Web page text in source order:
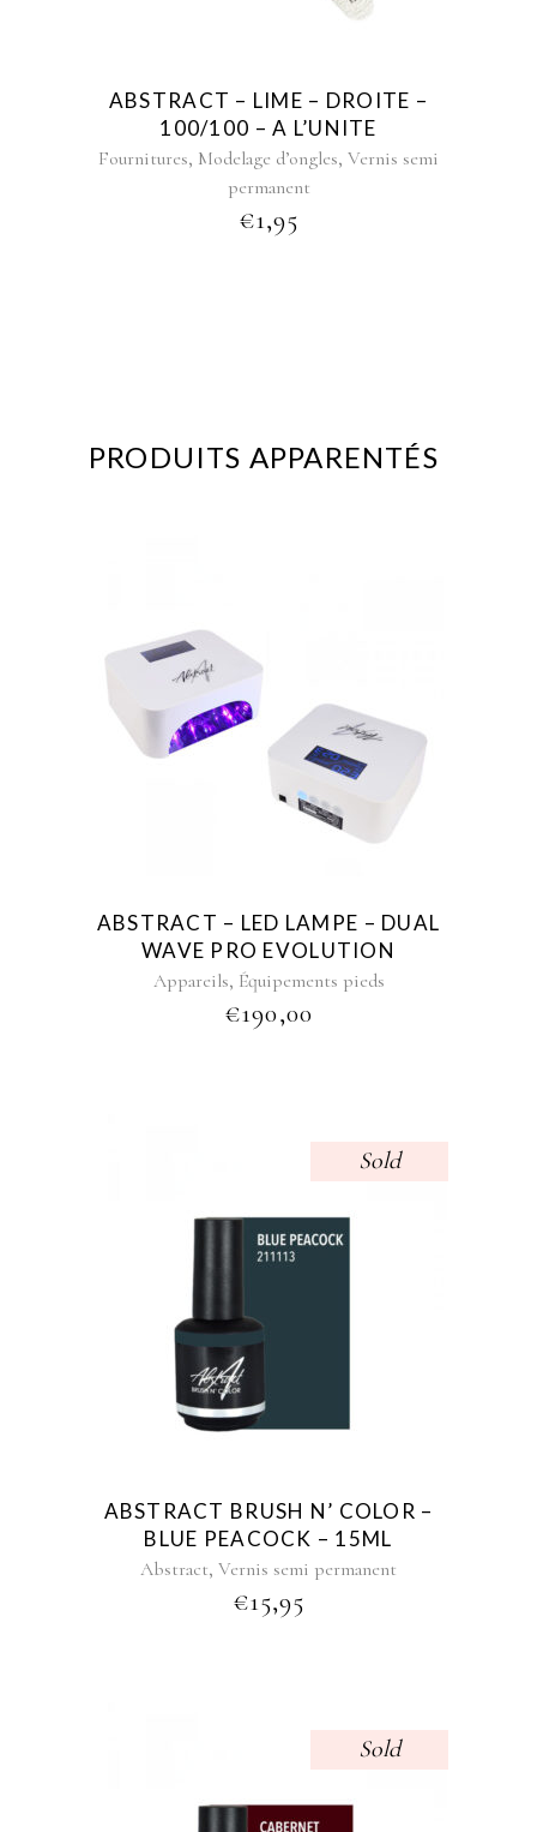
ABSTRACT – LIME – DROITE –
100/100 – A L’UNITE
Fournitures, Modelage d’ongles, Vernis semi
permanent
€1,95
PRODUITS APPARENTÉS
ABSTRACT – LED LAMPE – DUAL
WAVE PRO EVOLUTION
Appareils, Équipements pieds
€190,00
Sold
ABSTRACT BRUSH N’ COLOR –
BLUE PEACOCK – 15ML
Abstract, Vernis semi permanent
€15,95
Sold